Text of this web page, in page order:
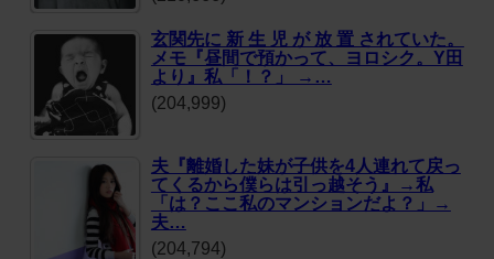
玄関先に 新 生 児 が 放 置 されていた。
メモ『昼間で預かって、ヨロシク。Y田
より』私「！？」 →…
(204,999)
夫『離婚した妹が子供を4人連れて戻っ
てくるから僕らは引っ越そう』→私
「は？ここ私のマンションだよ？」→
夫…
(204,794)